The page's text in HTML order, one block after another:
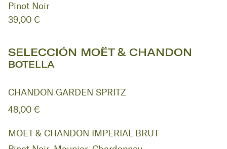
Pinot Noir
39,00 €
SELECCIÓN MOËT & CHANDON
BOTELLA
CHANDON GARDEN SPRITZ
48,00 €
MOËT & CHANDON IMPERIAL BRUT